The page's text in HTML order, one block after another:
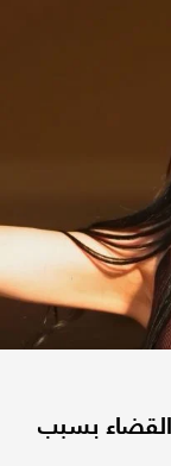
القضاء بسبب